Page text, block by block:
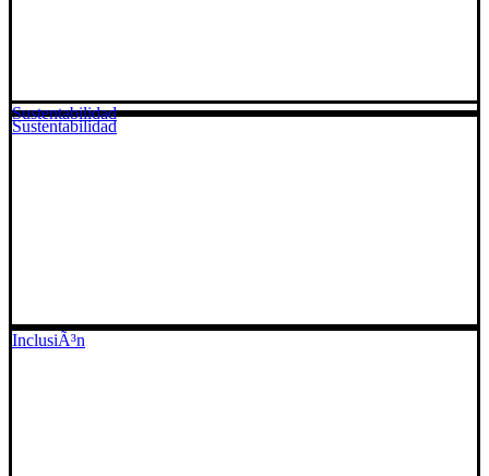
Sustentabilidad
InclusiÃ³n
Sustentabilidad